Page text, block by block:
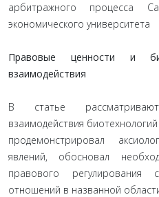
арбитражного процесса
экономического университета
Правовые ценности и
взаимодействия
В статье
взаимодействия
продемонстрировал
явлений, обосновал
правового регулирования
отношений в названной